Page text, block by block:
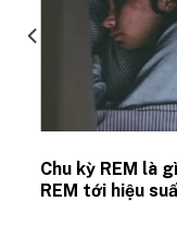
Chu kỳ REM là
REM tới hiệu